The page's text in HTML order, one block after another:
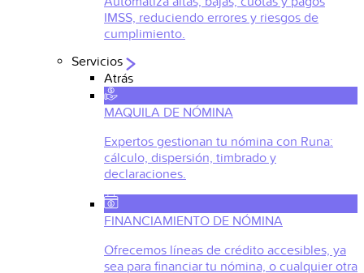
IMSS, reduciendo errores y riesgos de
cumplimiento.
Servicios
Atrás
MAQUILA DE NÓMINA
Expertos gestionan tu nómina con Runa:
cálculo, dispersión, timbrado y
declaraciones.
FINANCIAMIENTO DE NÓMINA
Ofrecemos líneas de crédito accesibles, ya
sea para financiar tu nómina, o cualquier otra